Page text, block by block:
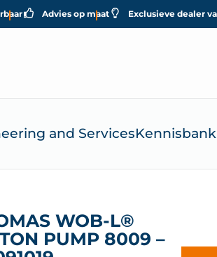
Advies op maat Exclusieve dealer
and ServicesKennisbank
WOB-L®
PUMP 8009 –